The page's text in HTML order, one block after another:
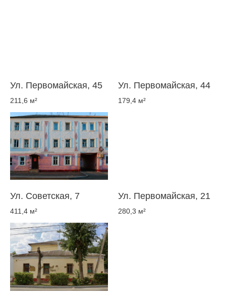
Ул. Первомайская, 45
211,6 м²
Ул. Первомайская, 44
179,4 м²
Ул. Советская, 7
411,4 м²
Ул. Первомайская, 21
280,3 м²